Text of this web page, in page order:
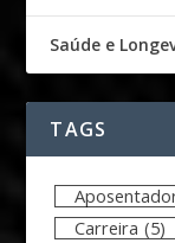
Saúde e
TAGS
Carreira (5)